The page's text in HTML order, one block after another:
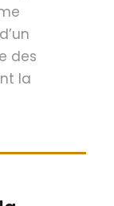
des
la